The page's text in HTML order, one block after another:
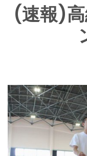
へ
ス(速報)